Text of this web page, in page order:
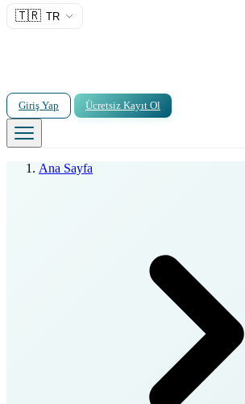
🇹🇷 TR
Giriş Yap Ücretsiz Kayıt Ol
Ana Sayfa